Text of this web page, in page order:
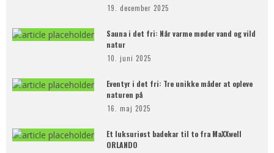
19. december 2025
Sauna i det fri: Når varme møder vand og vild
natur
10. juni 2025
Eventyr i det fri: Tre unikke måder at opleve
naturen på
16. maj 2025
Et luksuriøst badekar til to fra MaXXwell
ORLANDO